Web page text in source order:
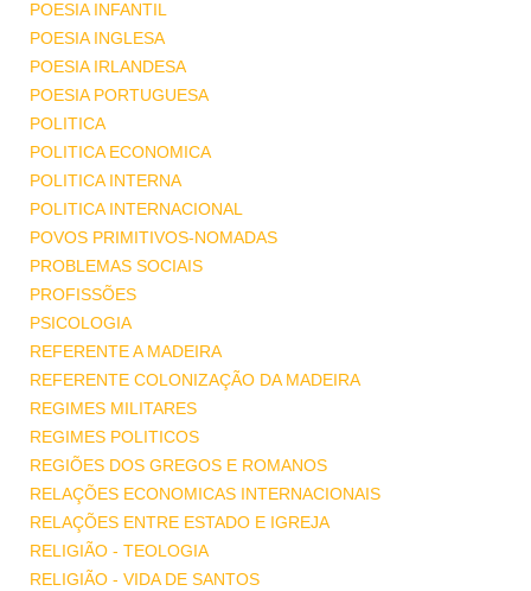
POESIA INFANTIL
POESIA INGLESA
POESIA IRLANDESA
POESIA PORTUGUESA
POLITICA
POLITICA ECONOMICA
POLITICA INTERNA
POLITICA INTERNACIONAL
POVOS PRIMITIVOS-NOMADAS
PROBLEMAS SOCIAIS
PROFISSÕES
PSICOLOGIA
REFERENTE A MADEIRA
REFERENTE COLONIZAÇÃO DA MADEIRA
REGIMES MILITARES
REGIMES POLITICOS
REGIÕES DOS GREGOS E ROMANOS
RELAÇÕES ECONOMICAS INTERNACIONAIS
RELAÇÕES ENTRE ESTADO E IGREJA
RELIGIÃO - TEOLOGIA
RELIGIÃO - VIDA DE SANTOS